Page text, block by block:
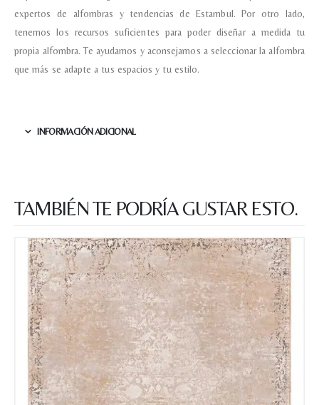
expertos de alfombras y tendencias de Estambul. Por otro lado,
tenemos los recursos suficientes para poder diseñar a medida tu
propia alfombra. Te ayudamos y aconsejamos a seleccionar la alfombra
que más se adapte a tus espacios y tu estilo.
INFORMACIÓN ADICIONAL
TAMBIÉN TE PODRÍA GUSTAR ESTO.
Nombre y apellido*
Teléfono
Correo electronico*
Tu mensaje.